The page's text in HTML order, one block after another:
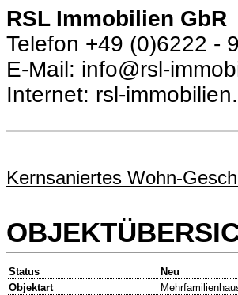
RSL Immobilien GbR
Telefon +49 (0)6222 -
E-Mail: info@rsl-
Internet: rsl-
Kernsaniertes Wohn-
Status
Neu
Objektart